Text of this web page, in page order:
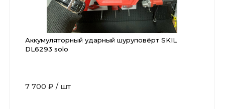
Аккумуляторный ударный шуруповёрт SKIL
DL6293 solo
7 700 ₽ / шт